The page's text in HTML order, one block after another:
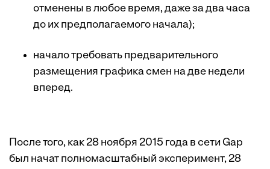
отменены в любое время, даже за два часа
до их предполагаемого начала);
начало требовать предварительного
размещения графика смен на две недели
вперед.
После того, как 28 ноября 2015 года в сети Gap
был начат полномасштабный эксперимент, 28